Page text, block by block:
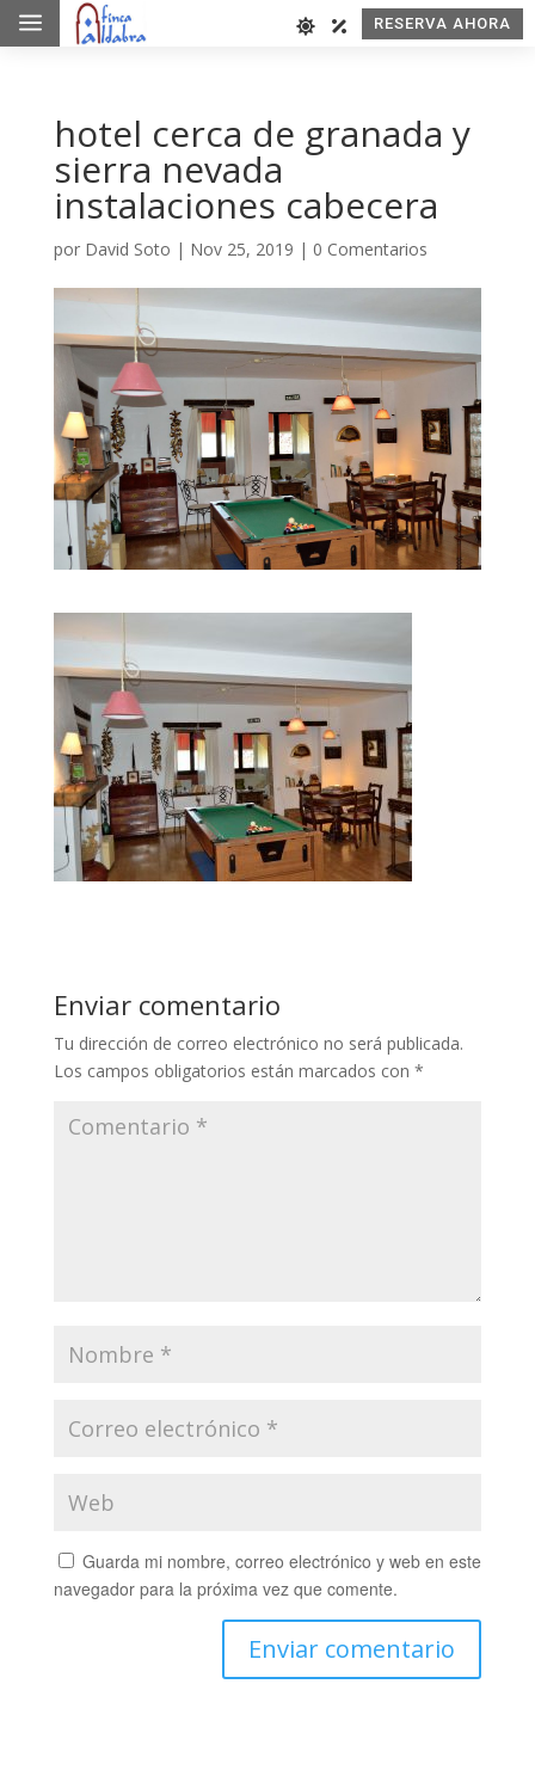
a RESERVA AHORA
hotel cerca de granada y
sierra nevada
instalaciones cabecera
por David Soto | Nov 25, 2019 | 0 Comentarios
Enviar comentario
Tu dirección de correo electrónico no será publicada.
Los campos obligatorios están marcados con *
Guarda mi nombre, correo electrónico y web en este
navegador para la próxima vez que comente.